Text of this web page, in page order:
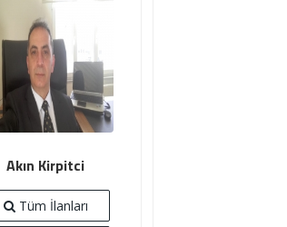
Akın Kirpitci
Tüm İlanları